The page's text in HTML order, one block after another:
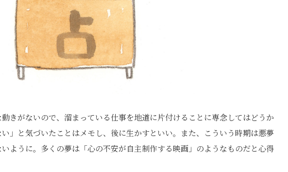
きがないので、溜まっている仕事を地道に片付けることに専念してはどうか
」と気づいたことはメモし、後に生かすといい。また、こういう時期は悪夢
ように。多くの夢は「心の不安が自主制作する映画」のようなものだと心得